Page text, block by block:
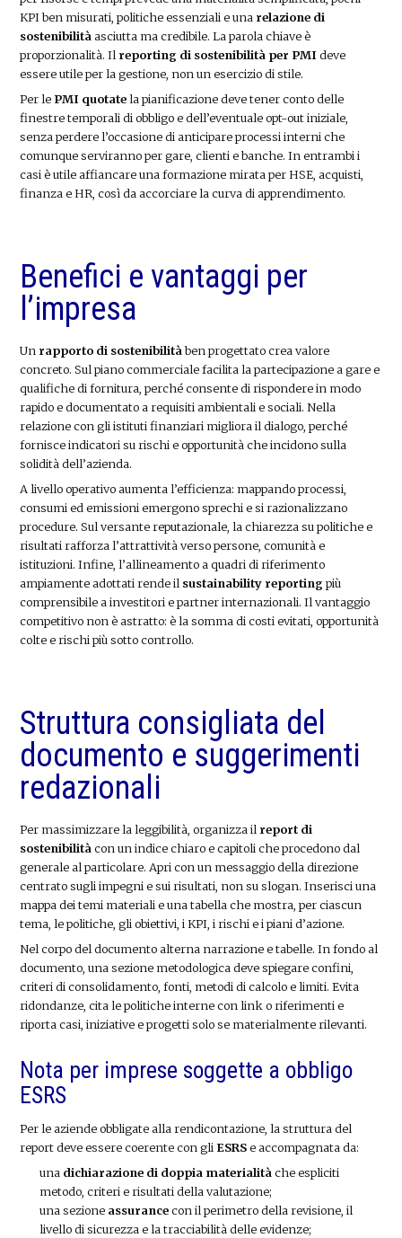
KPI ben misurati, politiche essenziali e una relazione di
sostenibilità asciutta ma credibile. La parola chiave è
proporzionalità. Il reporting di sostenibilità per PMIdeve
essere utile per la gestione, non un esercizio di stile.
Per le PMI quotatela pianificazione deve tener conto delle
finestre temporali di obbligo e dell’eventuale opt-out iniziale,
senza perdere l’occasione di anticipare processi interni che
comunque serviranno per gare, clienti e banche. In entrambi i
casi è utile affiancare una formazione mirata per HSE, acquisti,
finanza e HR, così da accorciare la curva di apprendimento.
Benefici e vantaggi per
l’impresa
Un rapporto di sostenibilitàben progettato crea valore
concreto. Sul piano commerciale facilita la partecipazione a gare e
qualifiche di fornitura, perché consente di rispondere in modo
rapido e documentato a requisiti ambientali e sociali. Nella
relazione con gli istituti finanziari migliora il dialogo, perché
fornisce indicatori su rischi e opportunità che incidono sulla
solidità dell’azienda.
A livello operativo aumenta l’efficienza: mappando processi,
consumi ed emissioni emergono sprechi e si razionalizzano
procedure. Sul versante reputazionale, la chiarezza su politiche e
risultati rafforza l’attrattività verso persone, comunità e
istituzioni. Infine, l’allineamento a quadri di riferimento
ampiamente adottati rende il sustainability reportingpiù
comprensibile a investitori e partner internazionali. Il vantaggio
competitivo non è astratto: è la somma di costi evitati, opportunità
colte e rischi più sotto controllo.
Struttura consigliata del
documento e suggerimenti
redazionali
Per massimizzare la leggibilità, organizza ilreport di
sostenibilitàcon un indice chiaro e capitoli che procedono dal
generale al particolare. Apri con un messaggio della direzione
centrato sugli impegni e sui risultati, non su slogan. Inserisci una
mappa dei temi materiali e una tabella che mostra, per ciascun
tema, le politiche, gli obiettivi, i KPI, i rischi e i piani d’azione.
Nel corpo del documento alterna narrazione e tabelle. In fondo al
documento, una sezione metodologica deve spiegare confini,
criteri di consolidamento, fonti, metodi di calcolo e limiti. Evita
ridondanze, cita le politiche interne con link o riferimenti e
riporta casi, iniziative e progetti solo se materialmente rilevanti.
Nota per imprese soggette a obbligo
ESRS
Per le aziende obbligate alla rendicontazione, la struttura del
report deve essere coerente con gli ESRSe accompagnata da:
una dichiarazione di doppia materialità che espliciti
metodo, criteri e risultati della valutazione;
una sezione assurancecon il perimetro della revisione, il
livello di sicurezza e la tracciabilità delle evidenze;